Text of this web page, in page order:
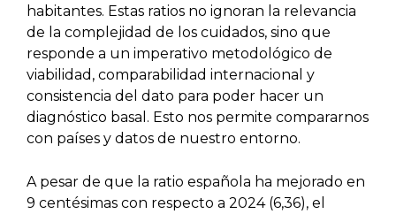
habitantes. Estas ratios no ignoran la relevancia
de la complejidad de los cuidados, sino que
responde a un imperativo metodológico de
viabilidad, comparabilidad internacional y
consistencia del dato para poder hacer un
diagnóstico basal. Esto nos permite compararnos
con países y datos de nuestro entorno.
A pesar de que la ratio española ha mejorado en
9 centésimas con respecto a 2024 (6,36), el